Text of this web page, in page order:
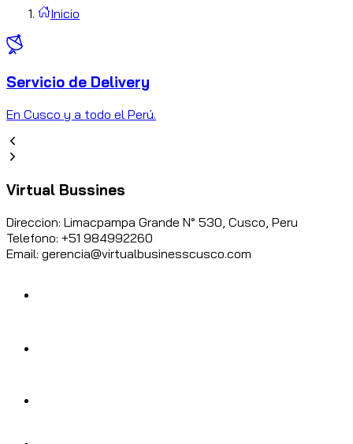
Inicio
Servicio de Delivery
En Cusco y a todo el Perú.
Virtual Bussines
Direccion: Limacpampa Grande N° 530, Cusco, Peru
Telefono: +51 984992260
Email: gerencia@virtualbusinesscusco.com